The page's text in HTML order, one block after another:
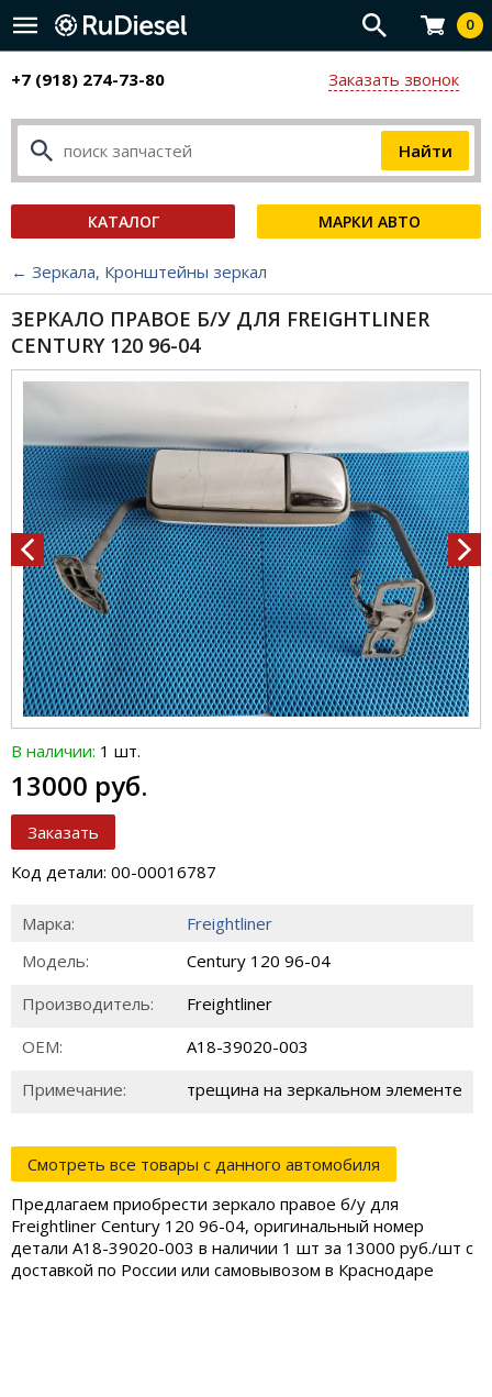
0
+7 (918) 274-73-80 Заказать звонок
КАТАЛОГ МАРКИ АВТО
← Зеркала, Кронштейны зеркал
ЗЕРКАЛО ПРАВОЕ Б/У ДЛЯ FREIGHTLINER
CENTURY 120 96-04
В наличии: 1 шт.
13000 руб.
Заказать
Код детали: 00-00016787
Марка:
Freightliner
Модель:
Century 120 96-04
Производитель:
Freightliner
ОЕМ:
A18-39020-003
Примечание:
трещина на зеркальном элементе
Смотреть все товары с данного автомобиля
Предлагаем приобрести зеркало правое б/у для
Freightliner Century 120 96-04, оригинальный номер
детали A18-39020-003 в наличии 1 шт за 13000 руб./шт с
доставкой по России или самовывозом в Краснодаре